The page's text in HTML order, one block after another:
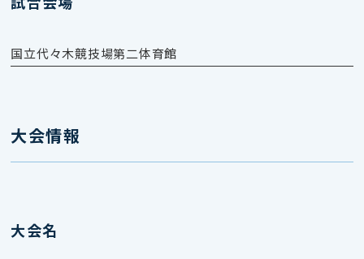
国立代々木競技場第二体育館
大会情報
大会名